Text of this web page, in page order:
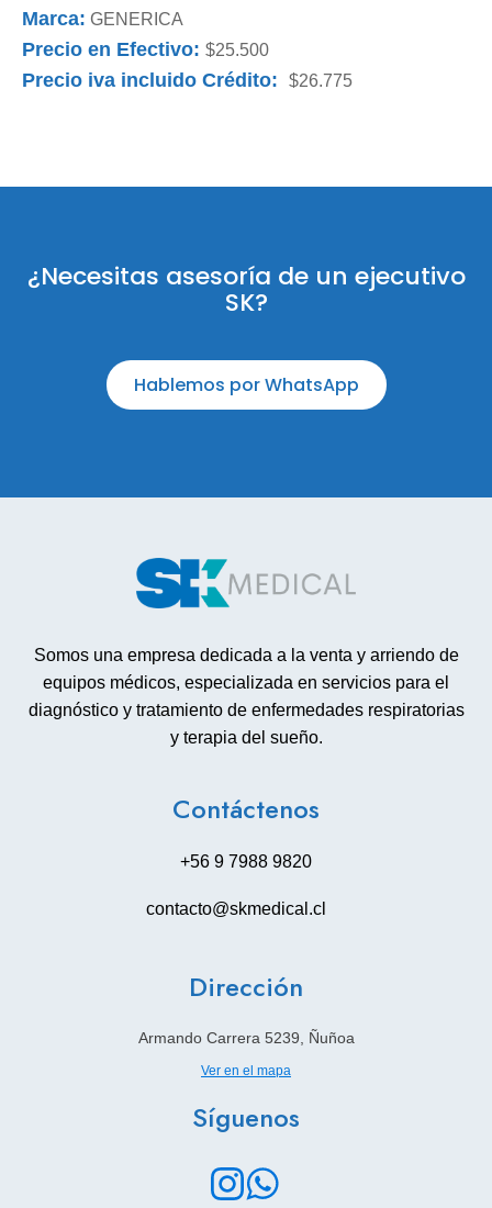
Marca: GENERICA
Precio en Efectivo: $25.500
Precio iva incluido Crédito: $26.775
¿Necesitas asesoría de un ejecutivo
SK?
Hablemos por WhatsApp
Somos una empresa dedicada a la venta y arriendo de
equipos médicos, especializada en servicios para el
diagnóstico y tratamiento de enfermedades respiratorias
y terapia del sueño.
Contáctenos
+56 9 7988 9820
contacto@skmedical.cl
Dirección
Armando Carrera 5239, Ñuñoa
Ver en el mapa
Síguenos